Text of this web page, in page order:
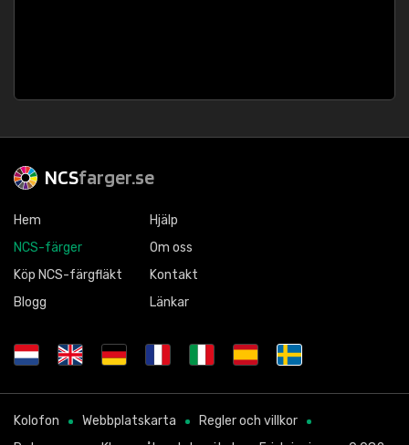
NCSfarger.se
Hem
NCS-färger
Köp NCS-färgfläkt
Blogg
Hjälp
Om oss
Kontakt
Länkar
Kolofon Webbplatskarta
Regler och villkor